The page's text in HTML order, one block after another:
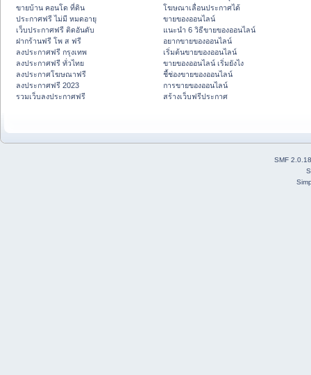
ขายบ้าน คอนโด ที่ดิน
ประกาศฟรี ไม่มี หมดอายุ
เว็บประกาศฟรี ติดอันดับ
ฝากร้านฟรี โพ ส ฟรี
ลงประกาศฟรี กรุงเทพ
ลงประกาศฟรี ทั่วไทย
ลงประกาศโฆษณาฟรี
ลงประกาศฟรี 2023
รวมเว็บลงประกาศฟรี
โฆษณาเลื่อนประกาศได้
ขายของออนไลน์
แนะนำ 6 วิธีขายของออนไลน์
อยากขายของออนไลน์
เริ่มต้นขายของออนไลน์
ขายของออนไลน์ เริ่มยังไง
ชี้ช่องขายของออนไลน์
การขายของออนไลน์
สร้างเว็บฟรีประกาศ
SMF 2.0.18